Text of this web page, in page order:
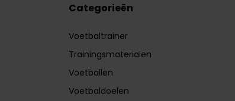
Categorieën
Voetbaltrainer
Trainingsmaterialen
Voetballen
Voetbaldoelen